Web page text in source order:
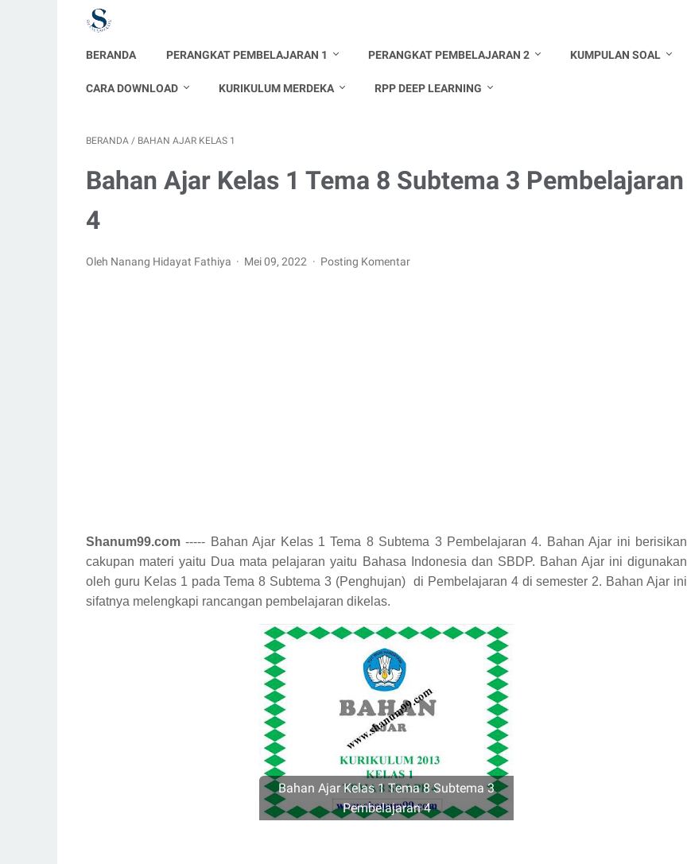
BERANDA PERANGKAT PEMBELAJARAN 1 PERANGKAT PEMBELAJARAN 2 KUMPULAN SOAL
CARA DOWNLOAD KURIKULUM MERDEKA RPP DEEP LEARNING
BERANDA / BAHAN AJAR KELAS 1
Bahan Ajar Kelas 1 Tema 8 Subtema 3 Pembelajaran
4
Oleh Nanang Hidayat Fathiya Mei 09, 2022 Posting Komentar
Shanum99.com ----- Bahan Ajar Kelas 1 Tema 8 Subtema 3 Pembelajaran 4. Bahan Ajar ini berisikan
cakupan materi yaitu Dua mata pelajaran yaitu Bahasa Indonesia dan SBDP. Bahan Ajar ini digunakan
oleh guru Kelas 1 pada Tema 8 Subtema 3 (Penghujan) di Pembelajaran 4 di semester 2. Bahan Ajar ini
sifatnya melengkapi rancangan pembelajaran dikelas.
Bahan Ajar Kelas 1 Tema 8 Subtema 3
Pembelajaran 4